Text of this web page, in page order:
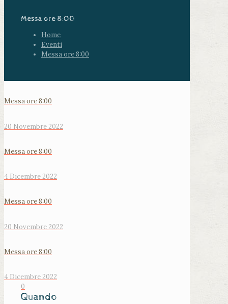
Messa ore 8:00
Home
Eventi
Messa ore 8:00
Messa ore 8:00
20 Novembre 2022
Messa ore 8:00
4 Dicembre 2022
Messa ore 8:00
20 Novembre 2022
Messa ore 8:00
4 Dicembre 2022
0
Quando